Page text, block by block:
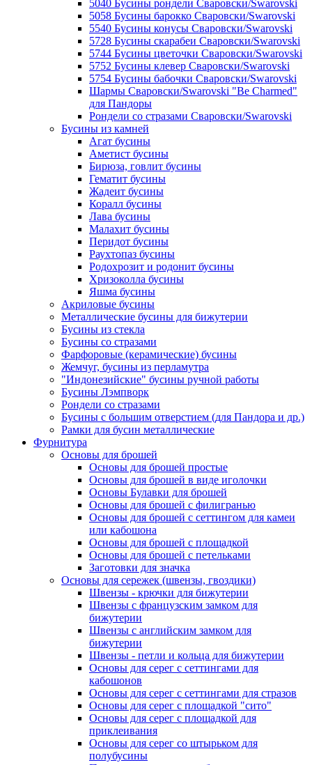
5040 Бусины рондели Сваровски/Swarovski
5058 Бусины барокко Сваровски/Swarovski
5540 Бусины конусы Сваровски/Swarovski
5728 Бусины скарабеи Сваровски/Swarovski
5744 Бусины цветочки Сваровски/Swarovski
5752 Бусины клевер Сваровски/Swarovski
5754 Бусины бабочки Сваровски/Swarovski
Шармы Сваровски/Swarovski "Be Charmed"
для Пандоры
Рондели со стразами Сваровски/Swarovski
Бусины из камней
Агат бусины
Аметист бусины
Бирюза, говлит бусины
Гематит бусины
Жадеит бусины
Коралл бусины
Лава бусины
Малахит бусины
Перидот бусины
Раухтопаз бусины
Родохрозит и родонит бусины
Хризоколла бусины
Яшма бусины
Акриловые бусины
Металлические бусины для бижутерии
Бусины из стекла
Бусины со стразами
Фарфоровые (керамические) бусины
Жемчуг, бусины из перламутра
"Индонезийские" бусины ручной работы
Бусины Лэмпворк
Рондели со стразами
Бусины с большим отверстием (для Пандора и др.)
Рамки для бусин металлические
Фурнитура
Основы для брошей
Основы для брошей простые
Основы для брошей в виде иголочки
Основы Булавки для брошей
Основы для брошей с филигранью
Основы для брошей с сеттингом для камеи
или кабошона
Основы для брошей с площадкой
Основы для брошей с петельками
Заготовки для значка
Основы для сережек (швензы, гвоздики)
Швензы - крючки для бижутерии
Швензы с французским замком для
бижутерии
Швензы с английским замком для
бижутерии
Швензы - петли и кольца для бижутерии
Основы для серег с сеттингами для
кабошонов
Основы для серег с сеттингами для стразов
Основы для серег с площадкой "сито"
Основы для серег с площадкой для
приклеивания
Основы для серег со штырьком для
полубусины